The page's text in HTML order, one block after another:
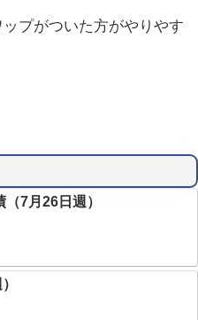
プがついた方がやりやす
7月26日週）